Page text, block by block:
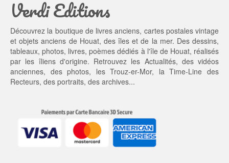
t :
0,
0
0 €.
Verdi Editions
Découvrez la boutique de livres anciens, cartes postales vintage
et objets anciens de Houat, des îles et de la mer. Des dessins,
tableaux, photos, livres, poèmes dédiés à l'île de Houat, réalisés
par les îliens d'origine. Retrouvez les Actualités, des vidéos
anciennes, desphotos, lesTrouz-er-Mor, laTime-Line des
Recteurs, des portraits, des archives...